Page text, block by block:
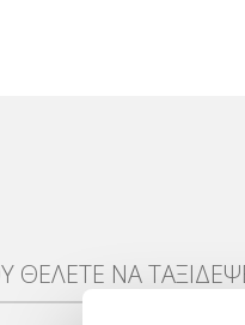
ΘΕΛΕΤΕ ΝΑ